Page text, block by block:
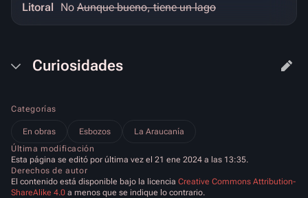
Litoral No Aunque bueno, tiene un lago
Curiosidades
Categorías
En obras Esbozos
La Araucanía
Última modificación
Esta página se editó por última vez el 21 ene 2024 a las 13:35.
Derechos de autor
El contenido está disponible bajo la licencia Creative Commons Attribution-
ShareAlike 4.0 a menos que se indique lo contrario.